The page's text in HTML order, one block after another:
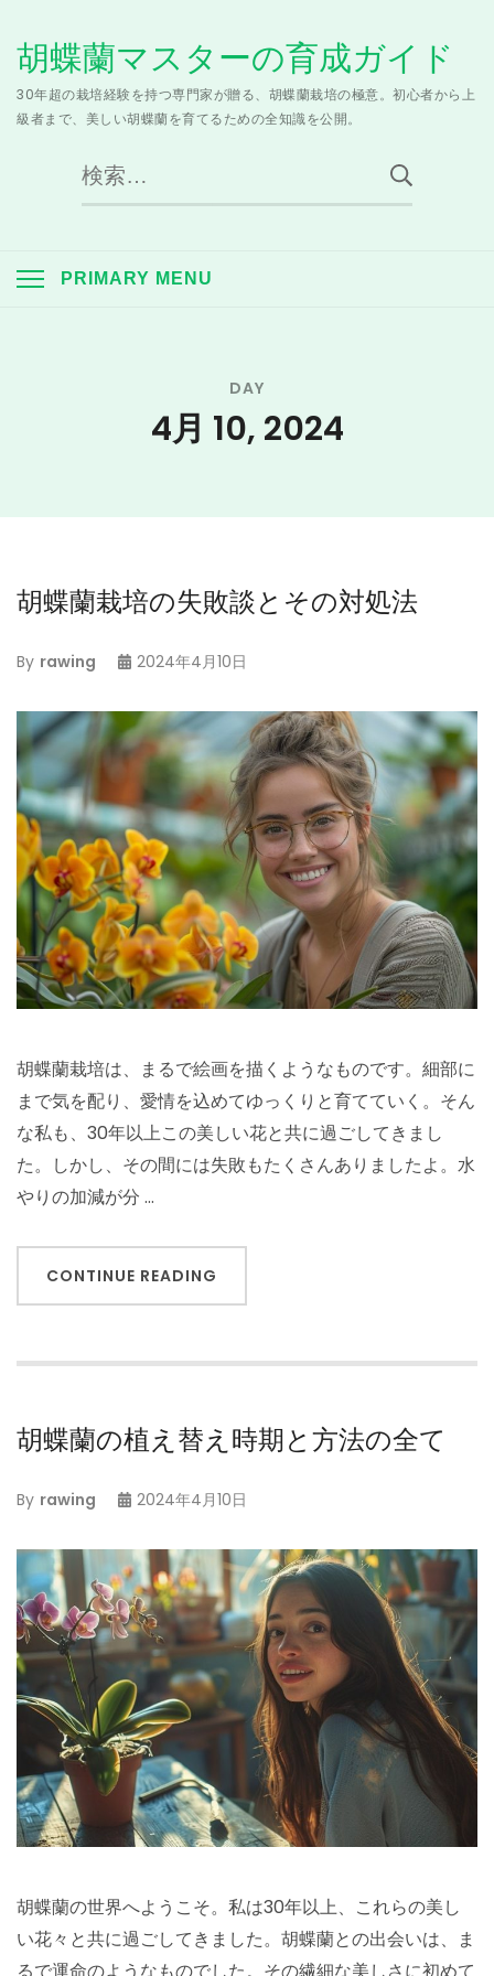
to
content
胡蝶蘭マスターの育成ガイド
30年超の栽培経験を持つ専門家が贈る、胡蝶蘭栽培の極意。初心者から上
級者まで、美しい胡蝶蘭を育てるための全知識を公開。
検
索:
PRIMARY MENU
DAY
4月 10, 2024
胡蝶蘭栽培の失敗談とその対処法
By rawing 2024年4月10日
胡蝶蘭栽培は、まるで絵画を描くようなものです。細部に
まで気を配り、愛情を込めてゆっくりと育てていく。そん
な私も、30年以上この美しい花と共に過ごしてきまし
た。しかし、その間には失敗もたくさんありましたよ。水
やりの加減が分 …
CONTINUE READING
胡蝶蘭の植え替え時期と方法の全て
By rawing 2024年4月10日
胡蝶蘭の世界へようこそ。私は30年以上、これらの美し
い花々と共に過ごしてきました。胡蝶蘭との出会いは、ま